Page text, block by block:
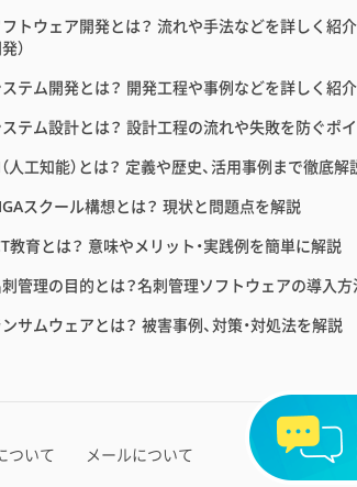
トウェア開発とは？ 流れや手法などを詳しく紹介
）
テム開発とは？ 開発工程や事例などを詳しく紹介
テム設計とは？ 設計工程の流れや失敗を防ぐポイ
人工知能）とは？ 定義や歴史、活用事例まで徹底解
スクール構想とは？ 現状と問題点を解説
教育とは？ 意味やメリット・実践例を簡単に解説
管理の目的とは？名刺管理ソフトウェアの導入方
ンサムウェアとは？ 被害事例、対策・対処法を解説
ついて メールについて 2026